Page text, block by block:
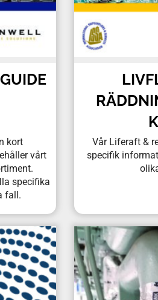
kort
vårt
specifika
fall.
Vår Liferaft &
specifik